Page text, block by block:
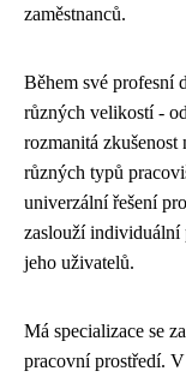
zaměstnanců.
Během své profesní
různých velikostí -
rozmanitá
různých typů
univerzální řešení
zaslouží individuální
jeho uživatelů.
Má specializace se
pracovní prostředí.